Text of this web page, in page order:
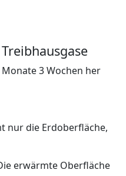
Monate 3 Wochen her
nur die Erdoberfläche,
erwärmte Oberfläche